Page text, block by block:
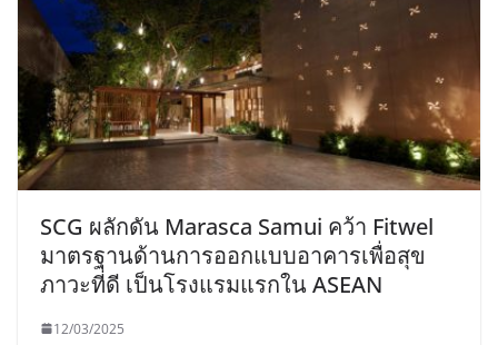
SCG ผลักดัน Marasca Samui คว้า Fitwel
มาตรฐานด้านการออกแบบอาคารเพื่อสุข
ภาวะที่ดี เป็นโรงแรมแรกใน ASEAN
12/03/2025